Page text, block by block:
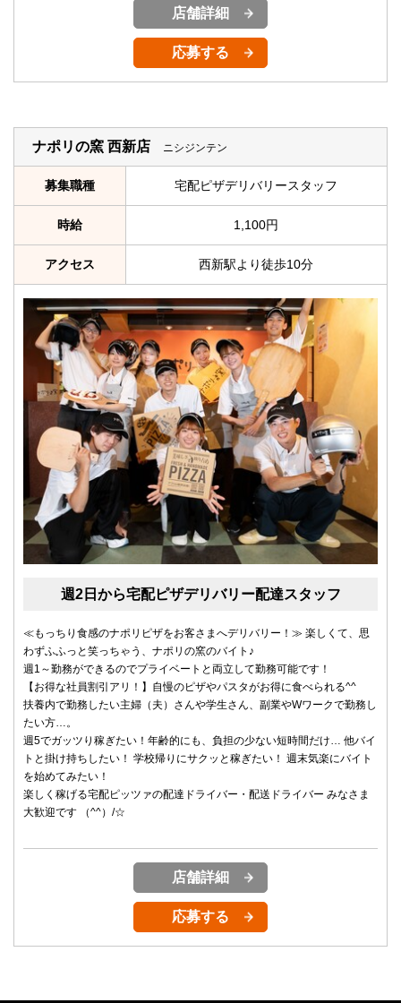
店舗詳細
応募する
ナポリの窯 西新店 ニシジンテン
募集職種 宅配ピザデリバリースタッフ
時給 1,100円
アクセス 西新駅より徒歩10分
週2日から宅配ピザデリバリー配達スタッフ
≪もっちり食感のナポリピザをお客さまへデリバリー！≫ 楽しくて、思
わずふふっと笑っちゃう、ナポリの窯のバイト♪
週1～勤務ができるのでプライベートと両立して勤務可能です！
【お得な社員割引アリ！】自慢のピザやパスタがお得に食べられる^^
扶養内で勤務したい主婦（夫）さんや学生さん、副業やWワークで勤務し
たい方…。
週5でガッツり稼ぎたい！年齢的にも、負担の少ない短時間だけ… 他バイ
トと掛け持ちしたい！ 学校帰りにサクッと稼ぎたい！ 週末気楽にバイト
を始めてみたい！
楽しく稼げる宅配ピッツァの配達ドライバー・配送ドライバー みなさま
大歓迎です （^^）/☆
店舗詳細
応募する